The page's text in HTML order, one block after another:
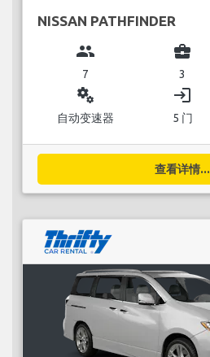
NISSAN PATHFINDER
group
7
business_center
3
miscellaneous_services
自动变速器
login
5 门
查看详情...